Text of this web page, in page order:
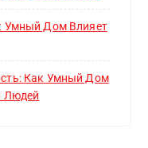
Умный Дом Влияет
Как Умный Дом
Людей